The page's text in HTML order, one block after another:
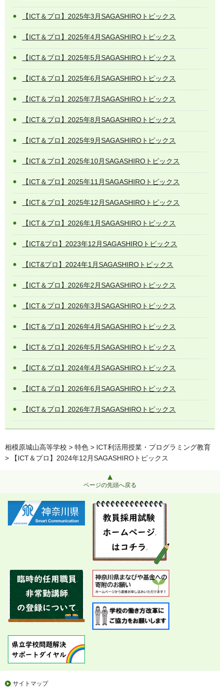
【ICT＆プロ】2025年3月SAGASHIROトピックス
【ICT＆プロ】2025年4月SAGASHIROトピックス
【ICT＆プロ】2025年5月SAGASHIROトピックス
【ICT＆プロ】2025年6月SAGASHIROトピックス
【ICT＆プロ】2025年7月SAGASHIROトピックス
【ICT＆プロ】2025年8月SAGASHIROトピックス
【ICT＆プロ】2025年9⽉SAGASHIROトピックス
【ICT＆プロ】2025年10月SAGASHIROトピックス
【ICT＆プロ】2025年11月SAGASHIROトピックス
【ICT＆プロ】2025年12月SAGASHIROトピックス
【ICT＆プロ】2026年1⽉SAGASHIROトピックス
【ICT&プロ】2023年12月SAGASHIROトピックス
【ICT&プロ】2024年1月SAGASHIROトピックス
【ICT＆プロ】2026年2月SAGASHIROトピックス
【ICT＆プロ】2026年3⽉SAGASHIROトピックス
【ICT＆プロ】2026年4⽉SAGASHIROトピックス
【ICT＆プロ】2026年5⽉SAGASHIROトピックス
【ICT＆プロ】2024年4月SAGASHIROトピックス
【ICT＆プロ】2026年6月SAGASHIROトピックス
【ICT＆プロ】2026年7月SAGASHIROトピックス
相模原城山高等学校 > 特色 > ICT利活用授業・プログラミング教育
> 【ICT＆プロ】2024年12月SAGASHIROトピックス
ページの先頭へ戻る
サイトマップ